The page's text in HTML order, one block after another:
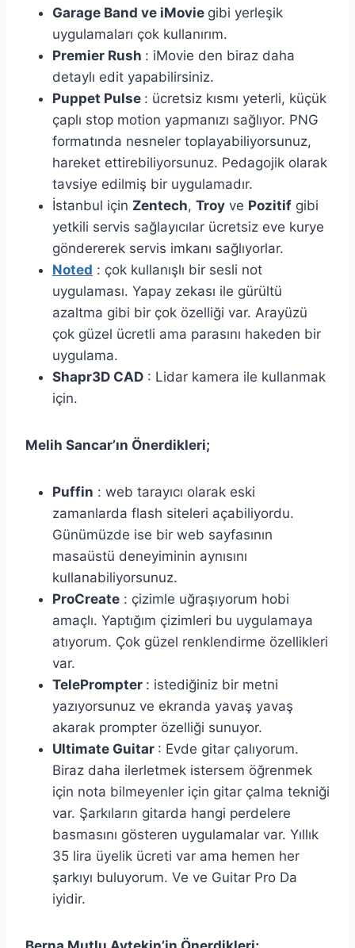
Garage Band ve iMovie gibi yerleşik
uygulamaları çok kullanırım.
Premier Rush : iMovie den biraz daha
detaylı edit yapabilirsiniz.
Puppet Pulse : ücretsiz kısmı yeterli, küçük
çaplı stop motion yapmanızı sağlıyor. PNG
formatında nesneler toplayabiliyorsunuz,
hareket ettirebiliyorsunuz. Pedagojik olarak
tavsiye edilmiş bir uygulamadır.
İstanbul için Zentech, Troy ve Pozitif gibi
yetkili servis sağlayıcılar ücretsiz eve kurye
göndererek servis imkanı sağlıyorlar.
Noted : çok kullanışlı bir sesli not
uygulaması. Yapay zekası ile gürültü
azaltma gibi bir çok özelliği var. Arayüzü
çok güzel ücretli ama parasını hakeden bir
uygulama.
Shapr3D CAD : Lidar kamera ile kullanmak
için.
Melih Sancar’ın Önerdikleri;
Puffin : web tarayıcı olarak eski
zamanlarda flash siteleri açabiliyordu.
Günümüzde ise bir web sayfasının
masaüstü deneyiminin aynısını
kullanabiliyorsunuz.
ProCreate : çizimle uğraşıyorum hobi
amaçlı. Yaptığım çizimleri bu uygulamaya
atıyorum. Çok güzel renklendirme özellikleri
var.
TelePrompter : istediğiniz bir metni
yazıyorsunuz ve ekranda yavaş yavaş
akarak prompter özelliği sunuyor.
Ultimate Guitar : Evde gitar çalıyorum.
Biraz daha ilerletmek istersem öğrenmek
için nota bilmeyenler için gitar çalma tekniği
var. Şarkıların gitarda hangi perdelere
basmasını gösteren uygulamalar var. Yıllık
35 lira üyelik ücreti var ama hemen her
şarkıyı buluyorum. Ve ve Guitar Pro Da
iyidir.